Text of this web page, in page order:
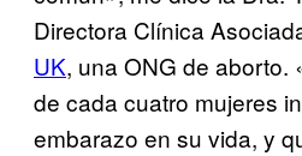
Directora Clínica
UK, una ONG de aborto.
de cada cuatro mujeres
embarazo en su vida, y